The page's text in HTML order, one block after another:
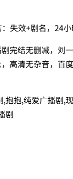
失效+剧名，24
剧完结无删减，刘
高清无杂音，百
,抱抱,纯爱广播剧,
剧